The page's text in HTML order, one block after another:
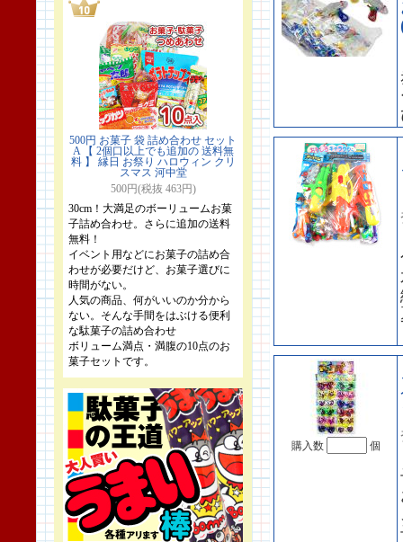
500円 お菓子 袋 詰め合わせ セット
A 【 2個口以上でも追加の 送料無
料 】 縁日 お祭り ハロウィン クリ
スマス 河中堂
500円(税抜 463円)
30cm！大満足のボーリュームお菓
子詰め合わせ。さらに追加の送料
無料！
イベント用などにお菓子の詰め合
わせが必要だけど、お菓子選びに
時間がない。
人気の商品、何がいいのか分から
ない。そんな手間をはぶける便利
な駄菓子の詰め合わせ
ボリューム満点・満腹の10点のお
菓子セットです。
購入数 個